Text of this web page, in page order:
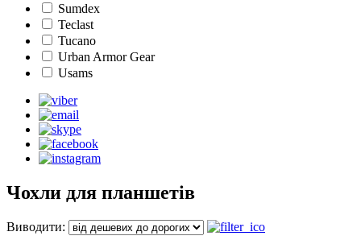
Sumdex
Teclast
Tucano
Urban Armor Gear
Usams
Чохли для планшетів
Виводити: